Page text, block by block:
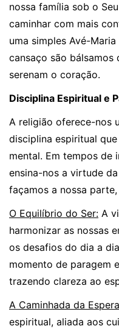
nossa família sob o
caminhar com mais
uma simples Avé-
cansaço são bálsamos
serenam o coração.
Disciplina Espiritual e
A religião oferece-nos
disciplina espiritual
mental. Em tempos de
ensina-nos a virtude
façamos a nossa
O Equilíbrio do Ser: A
harmonizar as nossas
os desafios do dia a
momento de paragem
trazendo clareza ao
A Caminhada da
espiritual, aliada aos